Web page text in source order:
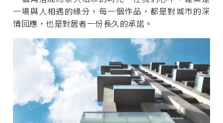
一場與人相遇的緣分，每一個作品，都是對城市的深
情回應，也是對居者一份長久的承諾。